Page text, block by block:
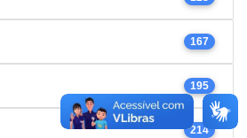
167
195
214